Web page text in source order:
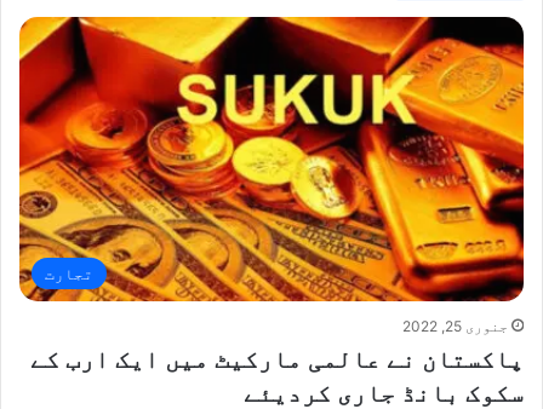
تجارت
جنوری 25, 2022
پاکستان نے عالمی مارکیٹ میں ایک ارب کے
سکوک بانڈ جاری کردیئے